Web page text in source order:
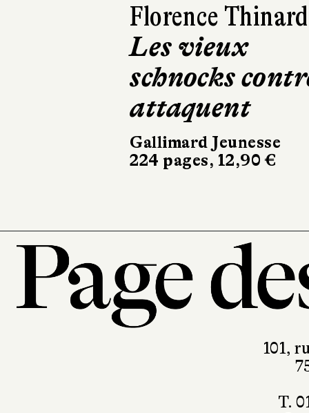
Harry Gruyaert
Je vois rouge
Hélium
32 pages, 21,90 €
101,
T.